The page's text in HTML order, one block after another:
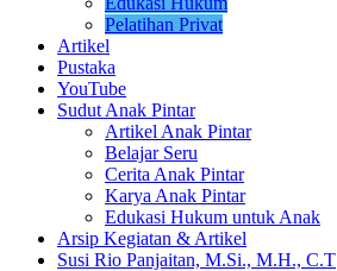
Pelatihan Privat
Artikel
Pustaka
YouTube
Sudut Anak Pintar
Artikel Anak Pintar
Belajar Seru
Cerita Anak Pintar
Karya Anak Pintar
Edukasi Hukum untuk Anak
Arsip Kegiatan & Artikel
Susi Rio Panjaitan, M.Si., M.H., C.T